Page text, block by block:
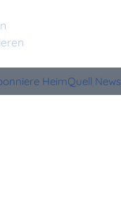
HeimQuell News